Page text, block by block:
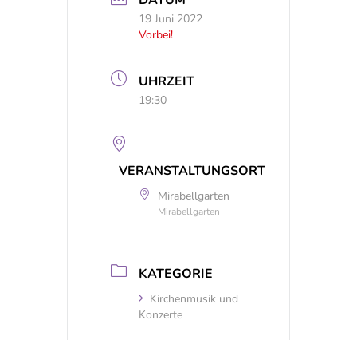
19 Juni 2022
Vorbei!
UHRZEIT
19:30
VERANSTALTUNGSORT
Mirabellgarten
Mirabellgarten
KATEGORIE
Kirchenmusik und
Konzerte